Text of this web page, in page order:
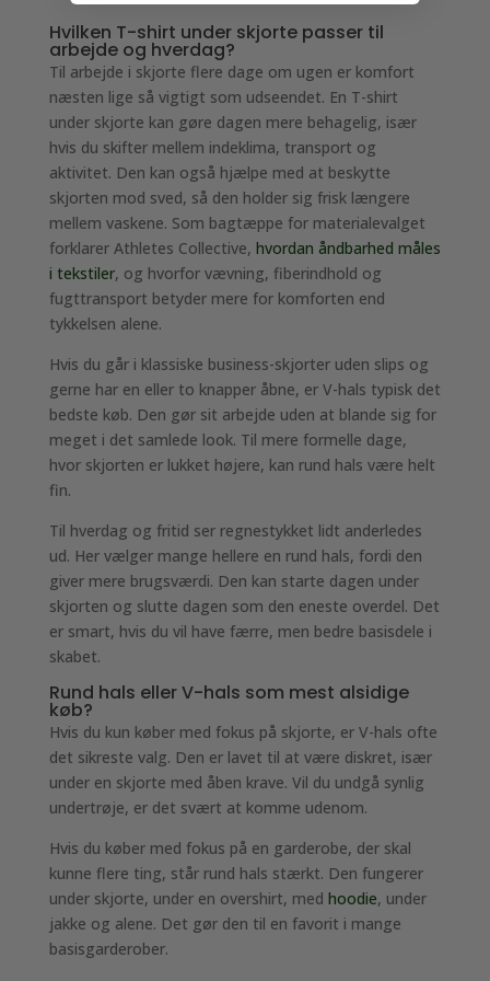
Hvilken T-shirt under skjorte passer til
arbejde og hverdag?
Til arbejde i skjorte flere dage om ugen er komfort
næsten lige så vigtigt som udseendet. En T-shirt
under skjorte kan gøre dagen mere behagelig, især
hvis du skifter mellem indeklima, transport og
aktivitet. Den kan også hjælpe med at beskytte
skjorten mod sved, så den holder sig frisk længere
mellem vaskene. Som bagtæppe for materialevalget
forklarer Athletes Collective, hvordan åndbarhed måles
i tekstiler, og hvorfor vævning, fiberindhold og
fugttransport betyder mere for komforten end
tykkelsen alene.
Hvis du går i klassiske business-skjorter uden slips og
gerne har en eller to knapper åbne, er V-hals typisk det
bedste køb. Den gør sit arbejde uden at blande sig for
meget i det samlede look. Til mere formelle dage,
hvor skjorten er lukket højere, kan rund hals være helt
fin.
Til hverdag og fritid ser regnestykket lidt anderledes
ud. Her vælger mange hellere en rund hals, fordi den
giver mere brugsværdi. Den kan starte dagen under
skjorten og slutte dagen som den eneste overdel. Det
er smart, hvis du vil have færre, men bedre basisdele i
skabet.
Rund hals eller V-hals som mest alsidige
køb?
Hvis du kun køber med fokus på skjorte, er V-hals ofte
det sikreste valg. Den er lavet til at være diskret, især
under en skjorte med åben krave. Vil du undgå synlig
undertrøje, er det svært at komme udenom.
Hvis du køber med fokus på en garderobe, der skal
kunne flere ting, står rund hals stærkt. Den fungerer
under skjorte, under en overshirt, med hoodie, under
jakke og alene. Det gør den til en favorit i mange
basisgarderober.